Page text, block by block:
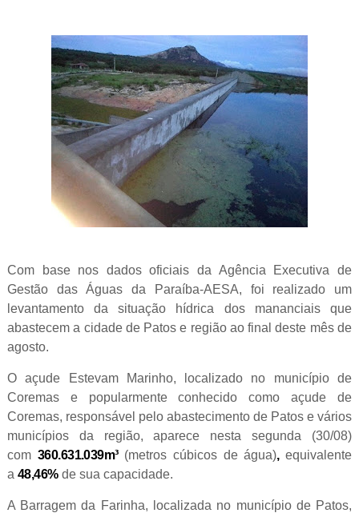
Com base nos dados oficiais da Agência Executiva de
Gestão das Águas da Paraíba-AESA, foi realizado um
levantamento da situação hídrica dos mananciais que
abastecem a cidade de Patos e região ao final deste mês de
agosto.
O açude Estevam Marinho, localizado no município de
Coremas e popularmente conhecido como açude de
Coremas, responsável pelo abastecimento de Patos e vários
municípios da região, aparece nesta segunda (30/08)
com 360.631.039m³ (metros cúbicos de água),equivalente
a 48,46%de sua capacidade.
A Barragem da Farinha, localizada no município de Patos,